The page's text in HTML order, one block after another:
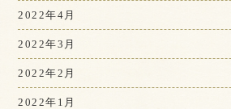
2022年4月
2022年3月
2022年2月
2022年1月